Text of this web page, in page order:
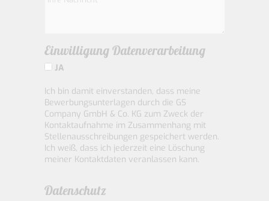
Einwilligung Datenverarbeitung
JA
Ich bin damit einverstanden, dass meine
Bewerbungsunterlagen durch die GS
Company GmbH & Co. KG zum Zweck der
Kontaktaufnahme im Zusammenhang mit
Stellenausschreibungen gespeichert werden.
Ich weiß, dass ich jederzeit eine Löschung
meiner Kontaktdaten veranlassen kann.
Datenschutz